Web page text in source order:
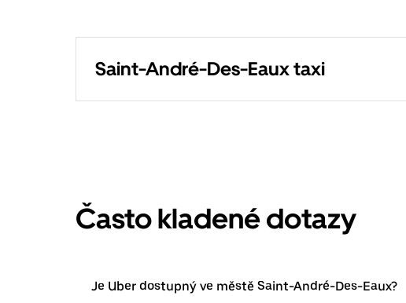
Saint-André-Des-Eaux taxi
Často kladené dotazy
Je Uber dostupný ve městě Saint-André-Des-Eaux?